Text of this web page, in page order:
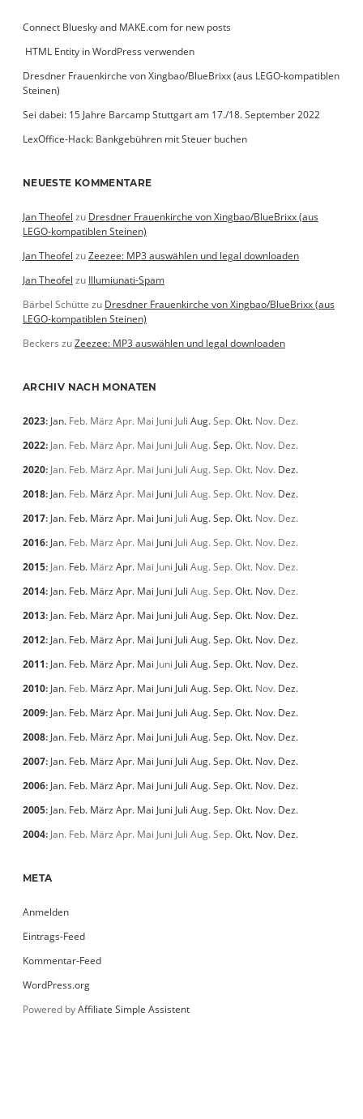
Connect Bluesky and MAKE.com for new posts
­ HTML Entity in WordPress verwenden
Dresdner Frauenkirche von Xingbao/BlueBrixx (aus LEGO-kompatiblen
Steinen)
Sei dabei: 15 Jahre Barcamp Stuttgart am 17./18. September 2022
LexOffice-Hack: Bankgebühren mit Steuer buchen
NEUESTE KOMMENTARE
Jan Theofel zu Dresdner Frauenkirche von Xingbao/BlueBrixx (aus
LEGO-kompatiblen Steinen)
Jan Theofel zuZeezee: MP3 auswählen und legal downloaden
Jan Theofel zu Illumiunati-Spam
Bärbel Schütte zu Dresdner Frauenkirche von Xingbao/BlueBrixx (aus
LEGO-kompatiblen Steinen)
Beckers zuZeezee: MP3 auswählen und legal downloaden
ARCHIV NACH MONATEN
2023: Jan. Feb. März Apr. Mai Juni Juli Aug.Sep.Okt. Nov. Dez.
2022: Jan. Feb. März Apr. Mai Juni Juli Aug.Sep.Okt. Nov. Dez.
2020: Jan. Feb. März Apr. Mai Juni Juli Aug.Sep.Okt. Nov. Dez.
2018: Jan. Feb. März Apr. Mai Juni Juli Aug.Sep.Okt. Nov. Dez.
2017: Jan. Feb. März Apr. Mai Juni Juli Aug.Sep.Okt. Nov. Dez.
2016: Jan. Feb. März Apr. Mai Juni Juli Aug.Sep.Okt. Nov. Dez.
2015: Jan. Feb. März Apr. Mai Juni Juli Aug.Sep.Okt. Nov. Dez.
2014: Jan. Feb. März Apr. Mai Juni Juli Aug.Sep.Okt. Nov. Dez.
2013: Jan. Feb. März Apr. Mai Juni Juli Aug.Sep.Okt. Nov. Dez.
2012: Jan. Feb. März Apr. Mai Juni Juli Aug.Sep.Okt. Nov. Dez.
2011: Jan. Feb. März Apr. Mai Juni Juli Aug.Sep.Okt. Nov. Dez.
2010: Jan. Feb. März Apr. Mai Juni Juli Aug.Sep.Okt. Nov. Dez.
2009: Jan. Feb. März Apr. Mai Juni Juli Aug.Sep.Okt. Nov. Dez.
2008: Jan. Feb. März Apr. Mai Juni Juli Aug.Sep.Okt. Nov. Dez.
2007: Jan. Feb. März Apr. Mai Juni Juli Aug.Sep.Okt. Nov. Dez.
2006: Jan. Feb. März Apr. Mai Juni Juli Aug.Sep.Okt. Nov. Dez.
2005: Jan. Feb. März Apr. Mai Juni Juli Aug.Sep.Okt. Nov. Dez.
2004: Jan. Feb. März Apr. Mai Juni Juli Aug.Sep.Okt. Nov. Dez.
META
Anmelden
Eintrags-Feed
Kommentar-Feed
WordPress.org
Powered byAffiliate Simple Assistent